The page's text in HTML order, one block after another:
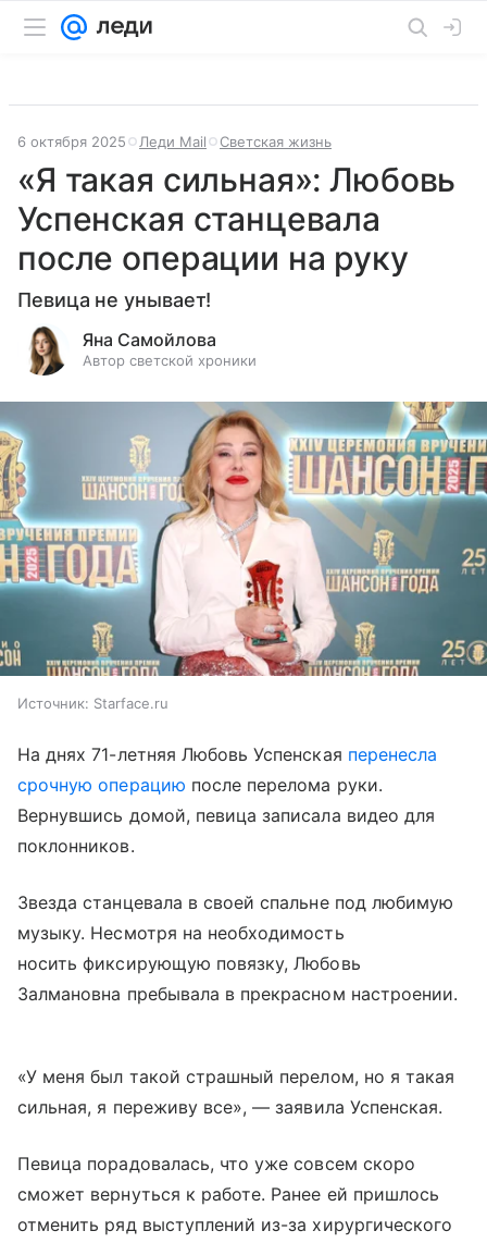
6 октября 2025 Леди Mail Светская жизнь
«Я такая сильная»: Любовь
Успенская станцевала
после операции на руку
Певица не унывает!
Яна Самойлова
Автор светской хроники
Источник: Starface.ru
На днях 71-летняя Любовь Успенская перенесла
срочную операцию после перелома руки.
Вернувшись домой, певица записала видео для
поклонников.
Звезда станцевала в своей спальне под любимую
музыку. Несмотря на необходимость
носить фиксирующую повязку, Любовь
Залмановна пребывала в прекрасном настроении.
«У меня был такой страшный перелом, но я такая
сильная, я переживу все», — заявила Успенская.
Певица порадовалась, что уже совсем скоро
сможет вернуться к работе. Ранее ей пришлось
отменить ряд выступлений из-за хирургического